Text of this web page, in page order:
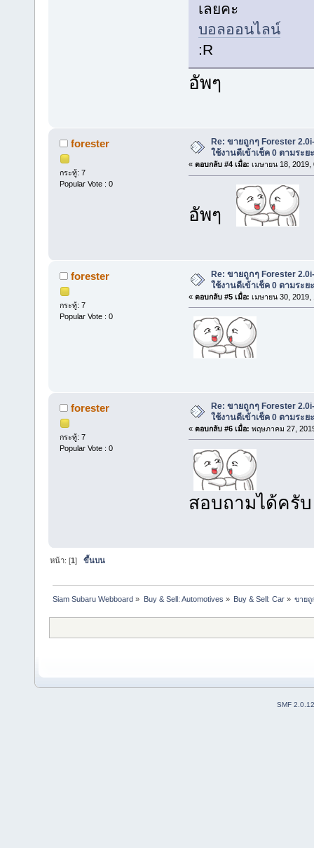
เลยคะ
บอลออนไลน์
:R
อัพๆ
forester
กระทู้: 7
Popular Vote : 0
Re: ขายถูกๆ Forester
ใช้งานดีเข้าเช็ค 0 ตามระย
« ตอบกลับ #4 เมื่อ: เมษายน 18, 2019,
อัพๆ
forester
กระทู้: 7
Popular Vote : 0
Re: ขายถูกๆ Forester
ใช้งานดีเข้าเช็ค 0 ตามระย
« ตอบกลับ #5 เมื่อ: เมษายน 30, 2019,
forester
กระทู้: 7
Popular Vote : 0
Re: ขายถูกๆ Forester
ใช้งานดีเข้าเช็ค 0 ตามระย
« ตอบกลับ #6 เมื่อ: พฤษภาคม 27,
สอบถามได้ครับ
หน้า: [1]ขึ้นบน
Siam Subaru Webboard » Buy & Sell: Automotives » Buy & Sell: Car» ขายถู
SMF 2.0.12